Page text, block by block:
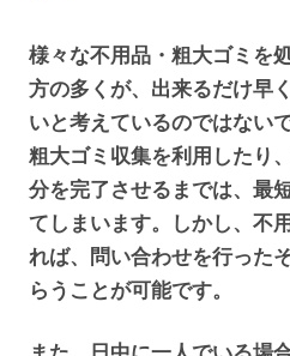
様々な不用品・粗大ゴミを
方の多くが、出来るだけ早
いと考えているのではない
粗大ゴミ収集を利用したり
分を完了させるまでは、最
てしまいます。しかし、不
れば、問い合わせを行った
らうことが可能です。